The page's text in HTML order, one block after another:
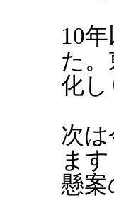
10
た
化
次
ます
懸案